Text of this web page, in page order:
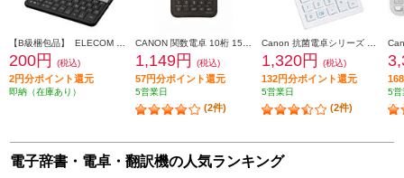
200円 (税込)
2円分ポイント還元
即納（在庫あり）
1,149円 (税込)
57円分ポイント還元
5営業日
(2件)
1,320円 (税込)
132円分ポイント還元
5営業日
(2件)
5営
電子辞書・電卓・翻訳機の人気ランキング